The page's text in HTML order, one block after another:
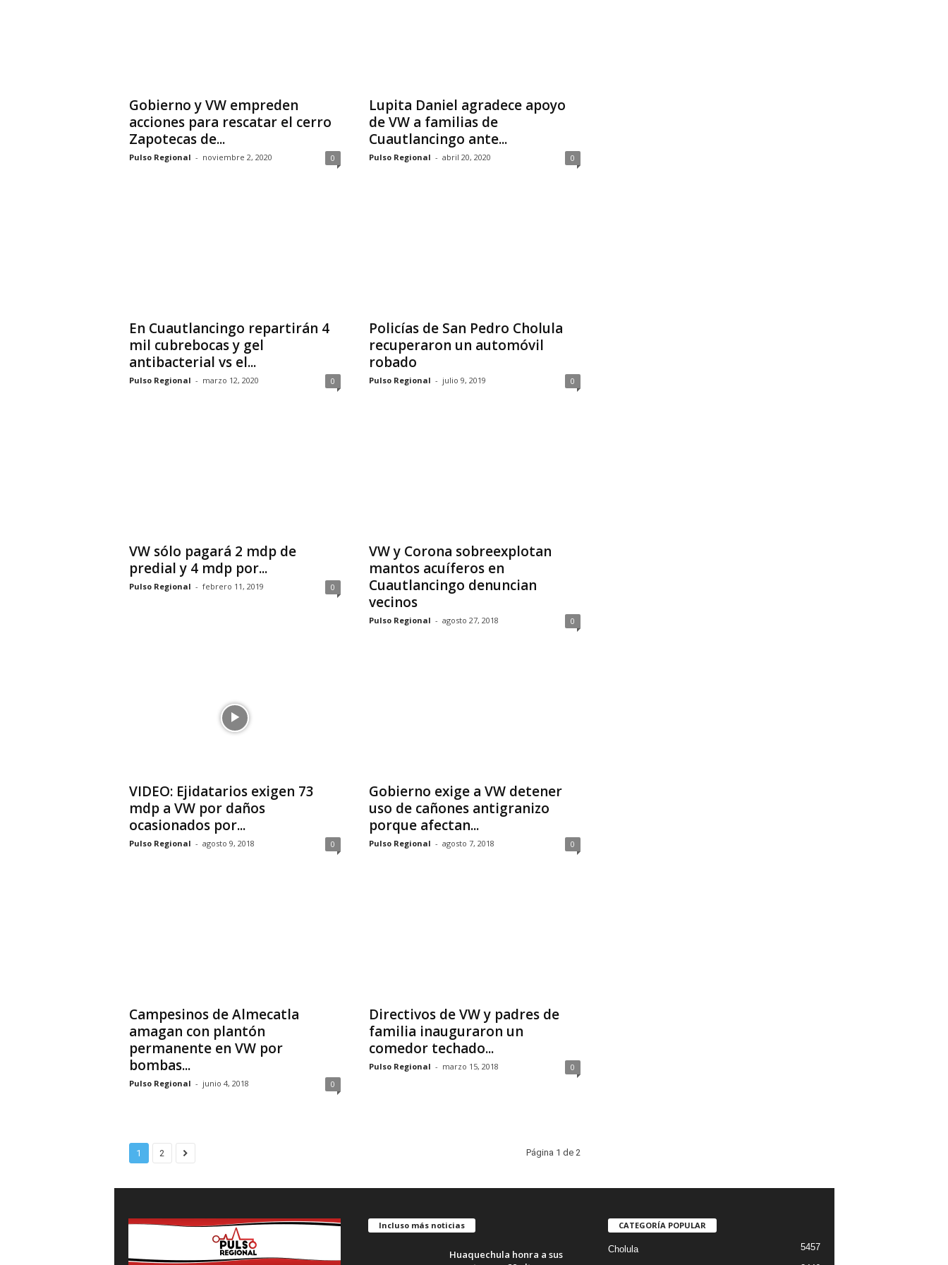
Gobierno y VW empreden
acciones para rescatar el cerro
Zapotecas de...
Pulso Regional - noviembre 2, 2020 0
Lupita Daniel agradece apoyo
de VW a familias de
Cuautlancingo ante...
Pulso Regional - abril 20, 2020 0
En Cuautlancingo repartirán 4
mil cubrebocas y gel
antibacterial vs el...
Pulso Regional - marzo 12, 2020 0
Policías de San Pedro Cholula
recuperaron un automóvil
robado
Pulso Regional - julio 9, 2019 0
VW sólo pagará 2 mdp de
predial y 4 mdp por...
Pulso Regional - febrero 11, 2019 0
VW y Corona sobreexplotan
mantos acuíferos en
Cuautlancingo denuncian
vecinos
Pulso Regional - agosto 27, 2018 0
VIDEO: Ejidatarios exigen 73
mdp a VW por daños
ocasionados por...
Pulso Regional - agosto 9, 2018 0
Gobierno exige a VW detener
uso de cañones antigranizo
porque afectan...
Pulso Regional - agosto 7, 2018 0
Campesinos de Almecatla
amagan con plantón
permanente en VW por
bombas...
Pulso Regional - junio 4, 2018 0
Directivos de VW y padres de
familia inauguraron un
comedor techado...
Pulso Regional - marzo 15, 2018 0
1 2 Página 1 de 2
Incluso más noticias
Huaquechula honra a sus
CATEGORÍA POPULAR
Cholula 5457